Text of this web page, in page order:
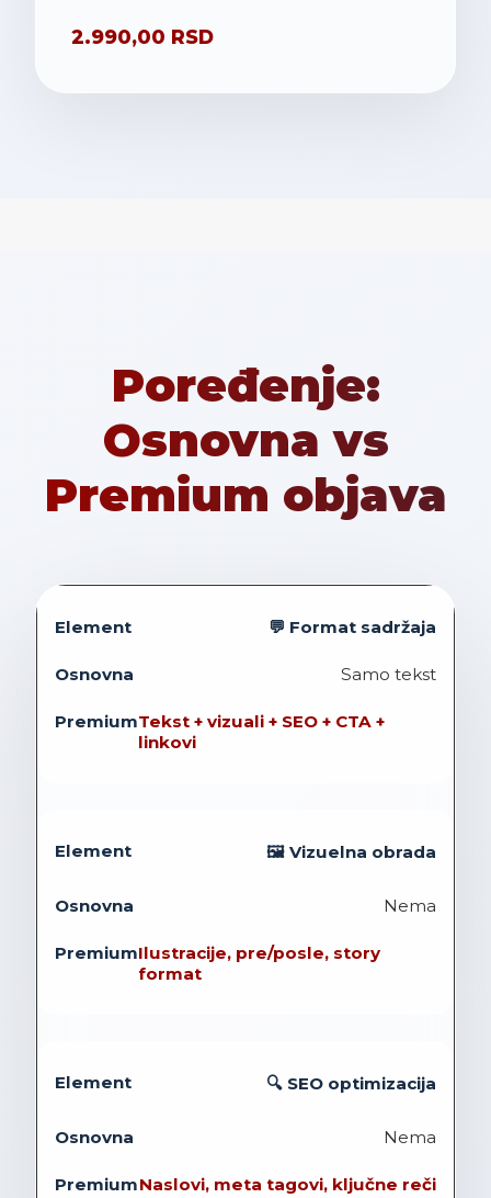
2.990,00 RSD
Poređenje:
Osnovna vs
Premium objava
💬 Format sadržaja
Samo tekst
Tekst + vizuali + SEO + CTA +
linkovi
🖼️ Vizuelna obrada
Nema
Ilustracije, pre/posle, story
format
🔍 SEO optimizacija
Nema
Naslovi, meta tagovi, ključne reči